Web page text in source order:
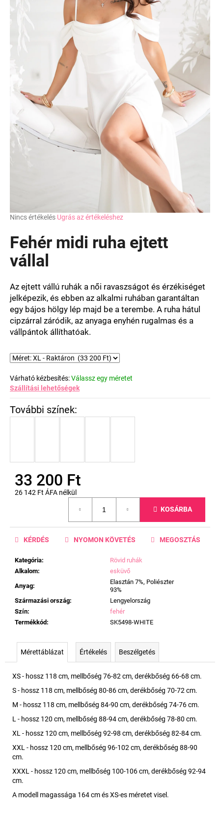
A
átlagos
értékelése
ből
csillag.
Nincs értékelés Ugrás az értékeléshez
Fehér midi ruha ejtett
vállal
Az ejtett vállú ruhák a női ravaszságot és érzékiséget
jelképezik, és ebben az alkalmi ruhában garantáltan
egy bájos hölgy lép majd be a terembe. A ruha hátul
cipzárral záródik, az anyaga enyhén rugalmas és a
vállpántok állíthatóak.
Várható kézbesítés:Válassz egy méretet
Szállítási lehetőségek
33 200 Ft
26 142 Ft ÁFA nélkül
KOSÁRBA
Kategória:
Rövid ruhák
Alkalom:
esküvő
Anyag:
Elasztán 7%, Poliészter
93%
Származási ország:
Lengyelország
Szín:
fehér
Termékkód: SK5498-WHITE
KÉRDÉS NYOMON KÖVETÉS MEGOSZTÁS
Mérettáblázat Értékelés Beszélgetés
XS - hossz 118 cm, mellbőség 76-82 cm, derékbőség 66-68 cm.
S - hossz 118 cm, mellbőség 80-86 cm, derékbőség 70-72 cm.
M - hossz 118 cm, mellbőség 84-90 cm, derékbőség 74-76 cm.
L - hossz 120 cm, mellbőség 88-94 cm, derékbőség 78-80 cm.
XL - hossz 120 cm, mellbőség 92-98 cm, derékbőség 82-84 cm.
XXL - hossz 120 cm, mellbőség 96-102 cm, derékbőség 88-90
cm.
XXXL - hossz 120 cm, mellbőség 100-106 cm, derékbőség 92-94
cm.
A modell magassága 164 cm és XS-es méretet visel.